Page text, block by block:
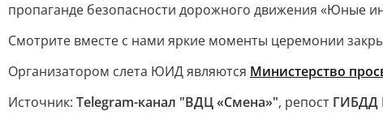
пропаганде безопасности дорожного движения «Юные
Смотрите вместе с нами яркие моменты церемонии
Организатором слета ЮИД являются Министерство
Источник: Telegram-канал "ВДЦ «Смена»", репост ГИБДД